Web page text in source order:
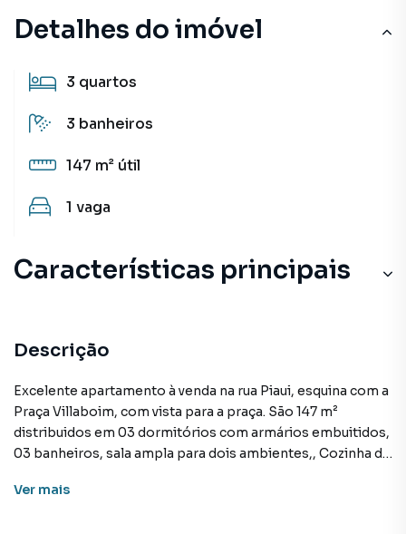
Detalhes do imóvel
3 quartos
3 banheiros
147 m² útil
1 vaga
Características principais
Descrição
Excelente apartamento à venda na rua Piaui, esquina com a
Praça Villaboim, com vista para a praça. São 147 m²
distribuidos em 03 dormitórios com armários embuitidos,
03 banheiros, sala ampla para dois ambientes,, Cozinha de
apto se localiza há 20 m da Praça Buenos Aires, Av.
Ver mais